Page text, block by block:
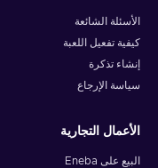
الأسئلة الشائعة
كيفية تفعيل اللعبة
إنشاء تذكرة
سياسة الإرجاع
الأعمال التجارية
البيع على Eneba